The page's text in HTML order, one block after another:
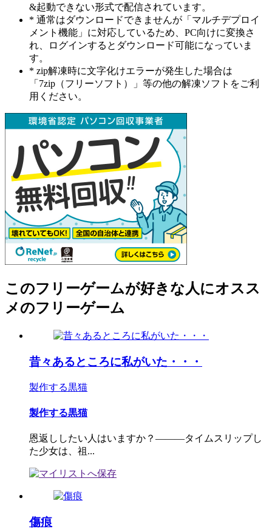
&起動できない形式で配信されています。
* 通常はダウンロードできませんが「マルチデプロイ
メント機能」に対応しているため、PC向けに変換さ
れ、ログインするとダウンロード可能になっていま
す。
* zip解凍時に文字化けエラーが発生した場合は
「7zip（フリーソフト）」等の他の解凍ソフトをご利
用ください。
このフリーゲームが好きな人にオスス
メのフリーゲーム
昔々あるところに私がいた・・・
製作する黒猫
製作する黒猫
恩返ししたい人はいますか？―――タイムスリップし
た少女は、祖...
傷痕